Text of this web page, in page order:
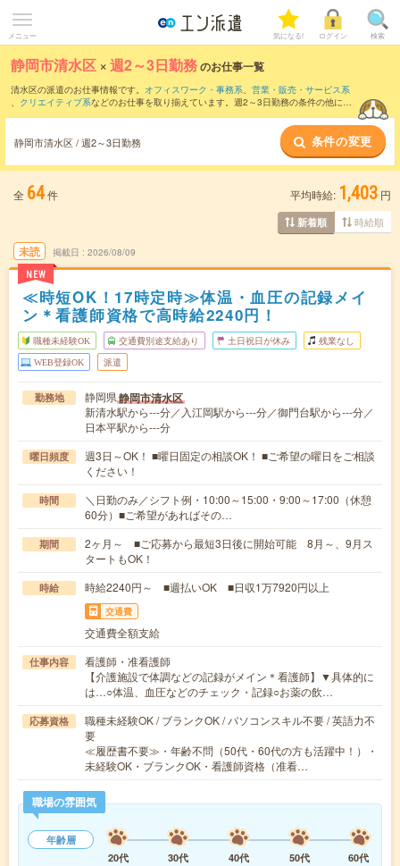
メニュー 気になる! ログイン 検索
静岡市清水区 ×週2～3日勤務のお仕事一覧
清水区の派遣のお仕事情報です。 オフィスワーク・事務系、 営業・販売・サービス系
、 クリエイティブ系などのお仕事を取り揃えています。週2～3日勤務の条件の他に、
静岡市清水区 / 週2～3日勤務 条件の変更
全 64件 平均時給: 1,403 円
新着順 時給順
未読
NEW
掲載日 2026/08/09
≪時短OK！17時定時≫体温・血圧の記録メイ
ン＊看護師資格で高時給2240円！
職種未経験OK 交通費別途支給あり 土日祝日が休み 残業なし
WEB登録OK 派遣
勤務地 静岡県静岡市清水区
新清水駅から---分／入江岡駅から---分／御門台駅から---分／
日本平駅から---分
曜日頻度
週3日～OK！ ■曜日固定の相談OK！ ■ご希望の曜日をご相談
ください！
時間
＼日勤のみ／シフト例・10:00～15:00・9:00～17:00（休憩
60分）■ご希望があればその…
期間
2ヶ月～ ■ご応募から最短3日後に開始可能 8月～、9月ス
タートもOK！
時給 時給2240円～ ■週払いOK ■日収1万7920円以上
交通費
交通費全額支給
仕事内容
看護師・准看護師
【介護施設で体調などの記録がメイン＊看護師】▼具体的に
は…○体温、血圧などのチェック・記録○お薬の飲…
応募資格
職種未経験OK / ブランクOK / パソコンスキル不要 / 英語力不
要
≪履歴書不要≫・年齢不問（50代・60代の方も活躍中！）・
未経験OK・ブランクOK・看護師資格（准看…
職場の雰囲気
年齢層
20代
30代 40代 50代
60代